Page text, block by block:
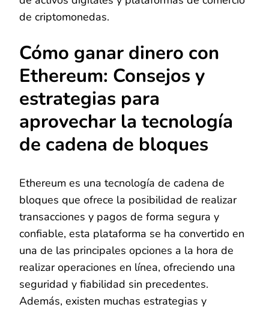
de criptomonedas.
Cómo ganar dinero con
Ethereum: Consejos y
estrategias para
aprovechar la tecnología
de cadena de bloques
Ethereum es una tecnología de cadena de
bloques que ofrece la posibilidad de realizar
transacciones y pagos de forma segura y
confiable, esta plataforma se ha convertido en
una de las principales opciones a la hora de
realizar operaciones en línea, ofreciendo una
seguridad y fiabilidad sin precedentes.
Además, existen muchas estrategias y